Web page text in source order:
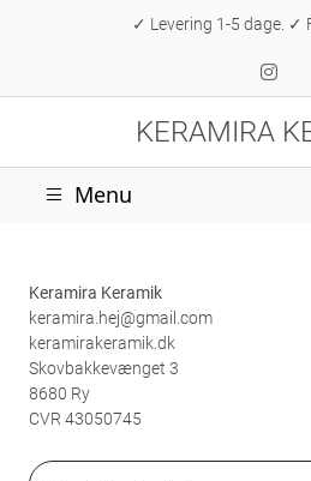
✓ Levering 1-5 dage. ✓
KERAMIRA
Menu
Keramira Keramik
keramira.hej@gmail.com
keramirakeramik.dk
Skovbakkevænget 3
8680 Ry
CVR 43050745